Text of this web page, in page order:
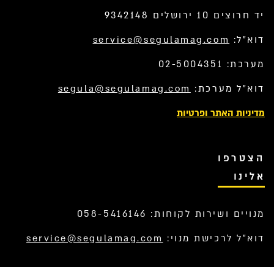
יד חרוצים 10 ירושלים 9342148
דוא”ל: service@segulamag.com
מערכת: 02-5004351
דוא”ל מערכת: segula@segulamag.com
מדיניות האתר ופרטיות
הצטרפו
אלינו
מנויים ושירות לקוחות: 058-5416146
דוא”ל לרכישת מנוי: service@segulamag.com